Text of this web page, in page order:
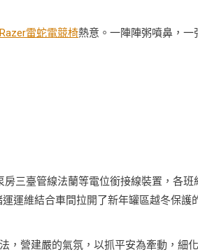
Razer雷蛇電競椅熱意。一陣陣粥噴鼻，一
三臺管線法蘭等電位銜接線裝置，各班
運維結合車間拉開了新年罐區越冬保護
，營建嚴的氣氛，以抓平安為牽動，細